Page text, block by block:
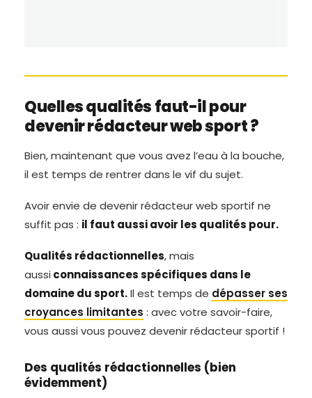
Quelles qualités faut-il pour
devenir rédacteur web sport ?
Bien, maintenant que vous avez l’eau à la bouche,
il est temps de rentrer dans le vif du sujet.
Avoir envie de devenir rédacteur web sportif ne
suffit pas : il faut aussi avoir les qualités pour.
Qualités rédactionnelles, mais
aussi connaissances spécifiques dans le
domaine du sport.Il est temps de dépasser ses
croyances limitantes : avec votre savoir-faire,
vous aussi vous pouvez devenir rédacteur sportif !
Des qualités rédactionnelles (bien
évidemment)